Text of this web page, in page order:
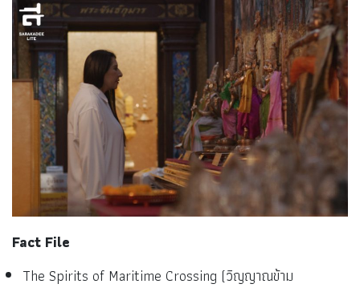
Fact File
The Spirits of Maritime Crossing (วิญญาณข้าม